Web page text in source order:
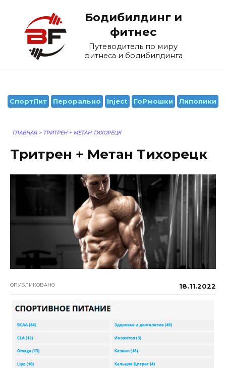
содержанию
Бодибилдинг и
фитнес
Путеводитель по миру
фитнеса и бодибилдинга
СпортПит Перорально Inject ГоРмошки Липолики
ГЛАВНАЯ > ТРИТРЕН + МЕТАН ТИХОРЕЦК
Тритрен + Метан Тихорецк
ОПУБЛИКОВАНО 18.11.2022